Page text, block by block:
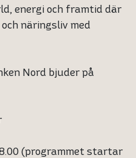
energi och framtid där
näringsliv med
Nord bjuder på
(programmet startar